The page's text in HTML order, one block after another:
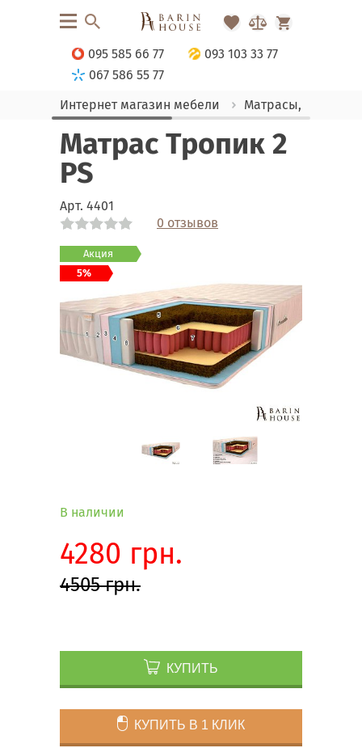
095 585 66 77
093 103 33 77
067 586 55 77
Интернет магазин мебели
Матрасы, текстиль
Матрас Тропик 2
PS
Арт. 4401
0 отзывов
Акция
5%
Link
Link
В наличии
4280 грн.
4505 грн.
КУПИТЬ
КУПИТЬ В 1 КЛИК